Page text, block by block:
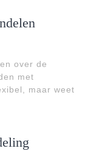
over de
met
maar weet